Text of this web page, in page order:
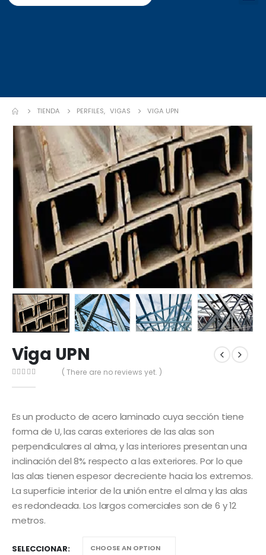
TIENDA PERFILES, VIGAS VIGA UPN
Viga UPN
( There are no reviews yet. )
Es un producto de acero laminado cuya sección tiene
forma de U, las caras exteriores de las alas son
perpendiculares al alma, y las interiores presentan una
inclinación del 8% respecto a las exteriores. Por lo que
las alas tienen espesor decreciente hacia los extremos.
La superficie interior de la unión entre el alma y las alas
es redondeada. Los largos comerciales son de 6 y 12
metros.
SELECCIONAR